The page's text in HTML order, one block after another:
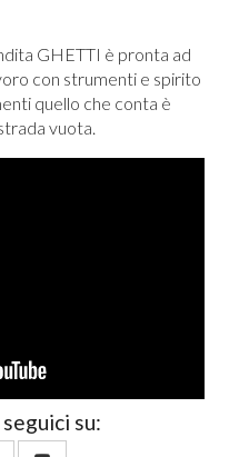
GHETTI è pronta ad
con strumenti e spirito
quello che conta è
vuota.
su: